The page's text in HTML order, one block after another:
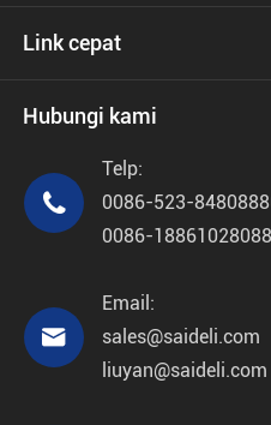
Link cepat
Hubungi kami

Telp:
0086-523-
0086-18861028088

Email:
sales@saideli.com
liuyan@saideli.com